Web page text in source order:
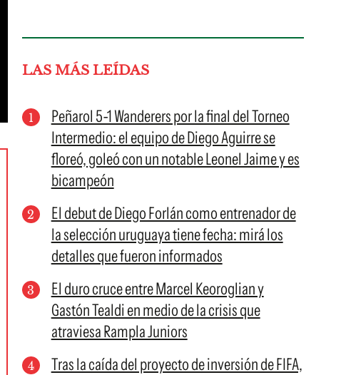
LAS MÁS LEÍDAS
Peñarol 5-1 Wanderers por la final del Torneo
Intermedio: el equipo de Diego Aguirre se
floreó, goleó con un notable Leonel Jaime y es
bicampeón
El debut de Diego Forlán como entrenador de
la selección uruguaya tiene fecha: mirá los
detalles que fueron informados
El duro cruce entre Marcel Keoroglian y
Gastón Tealdi en medio de la crisis que
atraviesa Rampla Juniors
Tras la caída del proyecto de inversión de FIFA,